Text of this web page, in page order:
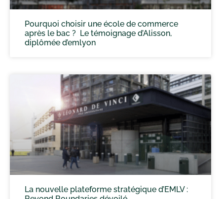
Pourquoi choisir une école de commerce
après le bac ? Le témoignage d’Alisson,
diplômée d’emlyon
La nouvelle plateforme stratégique d’EMLV :